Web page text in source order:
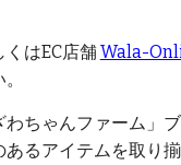
くはEC店舗Wala-
わちゃんファーム」
あるアイテムを取り